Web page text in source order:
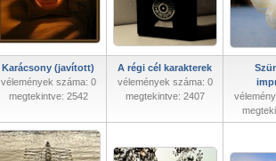
Karácsony (javított)
vélemények száma: 0
megtekintve: 2542
A régi cél karakterek
vélemények száma: 0
megtekintve: 2407